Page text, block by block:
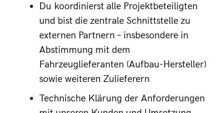
Du koordinierst alle Projektbeteiligten
und bist die zentrale Schnittstelle zu
externen Partnern – insbesondere in
Abstimmung mit dem
Fahrzeuglieferanten (Aufbau-Hersteller)
sowie weiteren Zulieferern
Technische Klärung der Anforderungen